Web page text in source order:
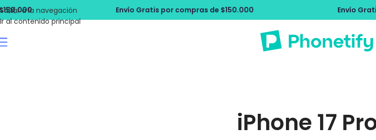
Envío Gratis por compras de $150.000 Envío Gratis por compras de
iPhone 17